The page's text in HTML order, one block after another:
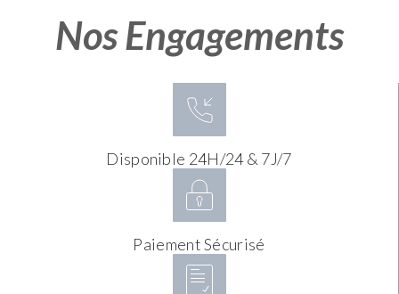
Nos Engagements
Disponible 24H/24 & 7J/7
Paiement Sécurisé